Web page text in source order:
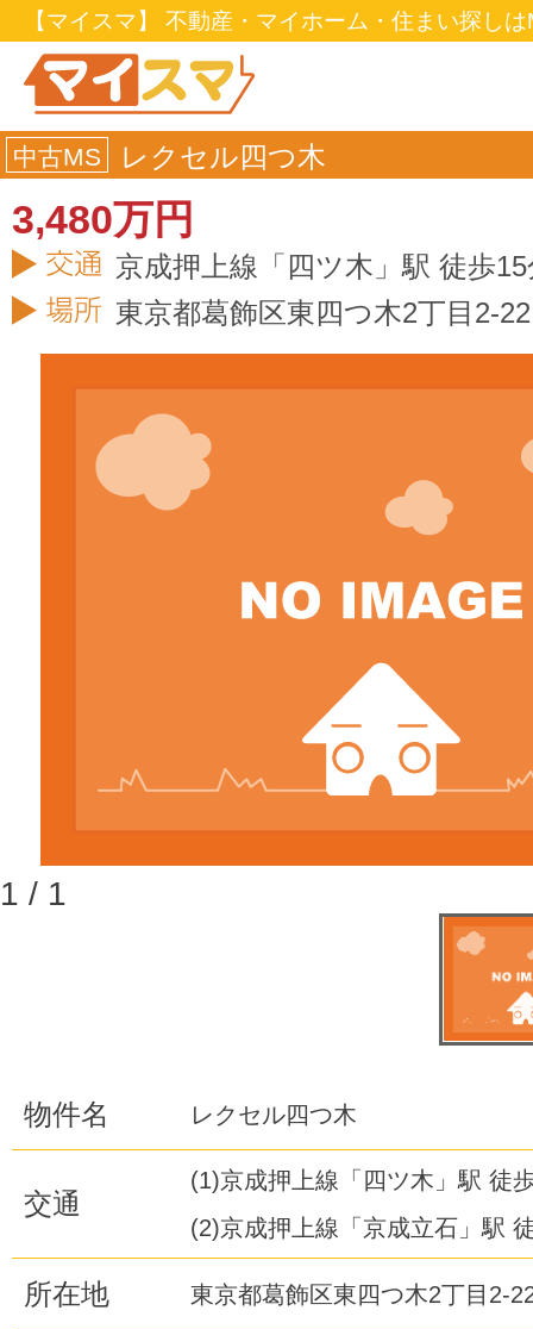
【マイスマ】 不動産・マイホーム・住まい探し
中古MS レクセル四つ木
3,480万円
京成押上線「四ツ木」駅 徒歩
東京都葛飾区東四つ木2丁目2-22
1 / 1
物件名 レクセル四つ木
交通
(1)京成押上線「四ツ木」駅 徒
(2)京成押上線「京成立石」駅
所在地 東京都葛飾区東四つ木2丁目2-